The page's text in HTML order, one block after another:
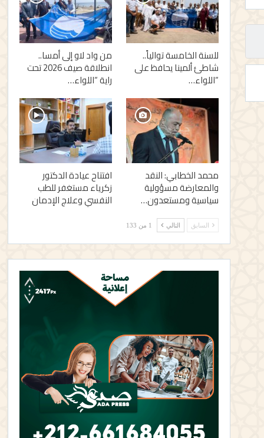
للسنة الخامسة توالياً..
شاطئ ألمينا يحافظ على
“اللواء…
من واد لاو إلى أمسا..
انطلاقة صيف 2026 تحت
راية “اللواء…
محمد الخطابي: النقد
والمعارضة مسؤولية
سياسية ومستعدون…
افتتاح عيادة الدكتور
زكرياء مستغفر للطب
النفسي وعلاج الإدمان
السابق التالي 1 من 133